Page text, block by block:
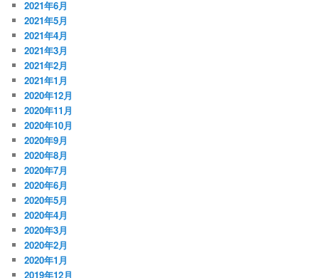
2021年6月
2021年5月
2021年4月
2021年3月
2021年2月
2021年1月
2020年12月
2020年11月
2020年10月
2020年9月
2020年8月
2020年7月
2020年6月
2020年5月
2020年4月
2020年3月
2020年2月
2020年1月
2019年12月